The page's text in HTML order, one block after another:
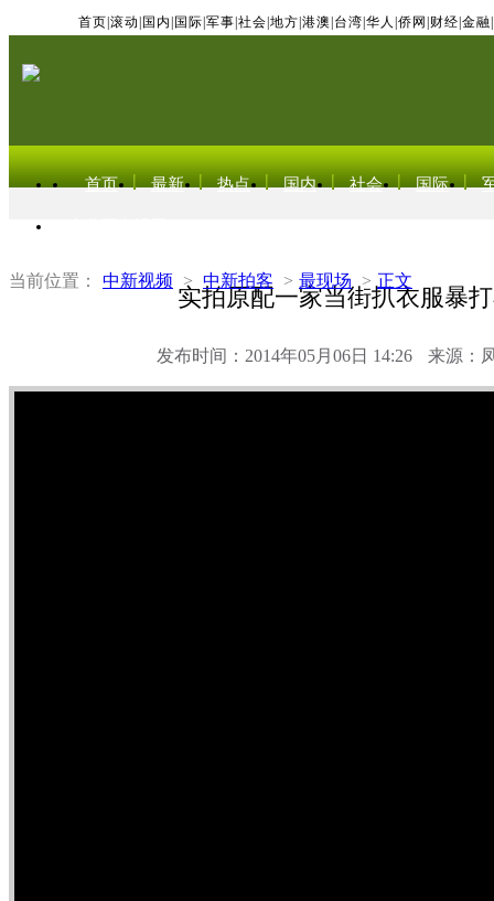
首页 滚动 国内 国际 军事 社会 地方 港澳 台湾 华人 侨网 财经 金融
首页 最新 热点 国内 社会 国际
当前位置： 中新视频 > 中新拍客 > 最现场 > 正文
实拍原配一家当街扒衣服暴
发布时间：2014年05月06日 14:26 来源：